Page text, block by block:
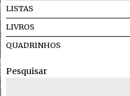
LISTAS
LIVROS
QUADRINHOS
Pesquisar